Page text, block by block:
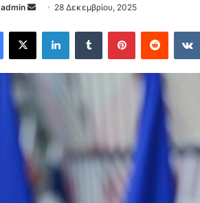
admin
Send
email
28 Δεκεμβρίου, 2025
Facebook
X LinkedInTumblr PinterestReddit